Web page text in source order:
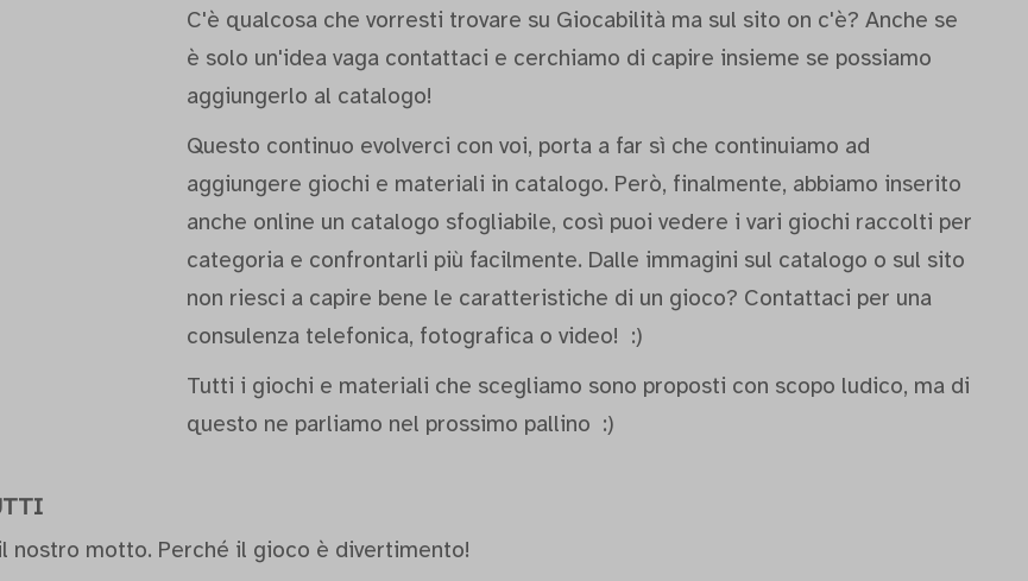
C'è qualcosa che vorresti trovare su Giocabilità ma sul sito on c'è? Anche se
è solo un'idea vaga contattaci e cerchiamo di capire insieme se possiamo
aggiungerlo al catalogo!
Questo continuo evolverci con voi, porta a far sì che continuiamo ad
aggiungere giochi e materiali in catalogo. Però, finalmente, abbiamo inserito
anche online un catalogo sfogliabile, così puoi vedere i vari giochi raccolti per
categoria e confrontarli più facilmente. Dalle immagini sul catalogo o sul sito
non riesci a capire bene le caratteristiche di un gioco? Contattaci per una
consulenza telefonica, fotografica o video! :)
Tutti i giochi e materiali che scegliamo sono proposti con scopo ludico, ma di
questo ne parliamo nel prossimo pallino :)
nostro motto. Perché il gioco è divertimento!